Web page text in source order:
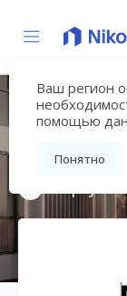
Ваш регион
помощью
Понятно
«ВЕЕР»